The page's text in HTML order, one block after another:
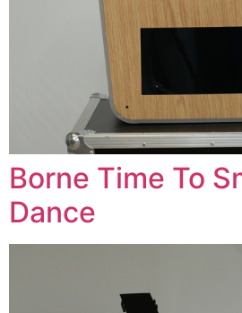
Borne Time To
Dance